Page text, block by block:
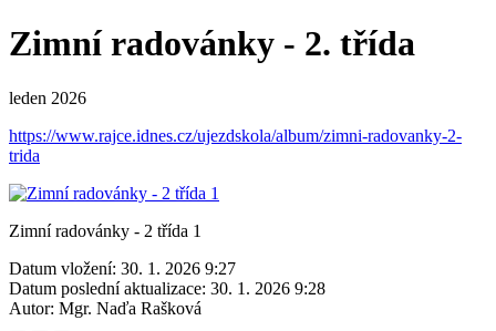
Zimní radovánky - 2. třída
leden 2026
https://www.rajce.idnes.cz/ujezdskola/album/zimni-radovanky-2-
trida
Zimní radovánky - 2 třída 1
Datum vložení: 30. 1. 2026 9:27
Datum poslední aktualizace: 30. 1. 2026 9:28
Autor: Mgr. Naďa Rašková